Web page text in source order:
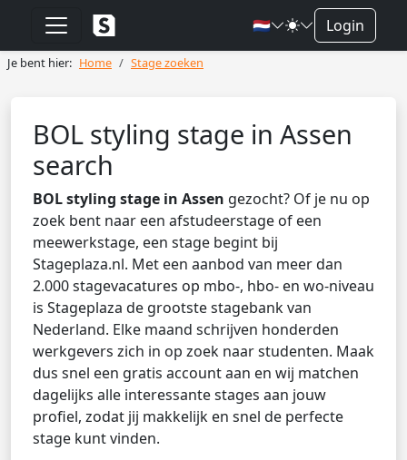
🇳🇱 Login
Je bent hier: Home Stage zoeken
BOL styling stage in Assen
search
BOL styling stage in Assen gezocht? Of je nu op
zoek bent naar een afstudeerstage of een
meewerkstage, een stage begint bij
Stageplaza.nl. Met een aanbod van meer dan
2.000 stagevacatures op mbo-, hbo- en wo-niveau
is Stageplaza de grootste stagebank van
Nederland. Elke maand schrijven honderden
werkgevers zich in op zoek naar studenten. Maak
dus snel een gratis account aan en wij matchen
dagelijks alle interessante stages aan jouw
profiel, zodat jij makkelijk en snel de perfecte
stage kunt vinden.